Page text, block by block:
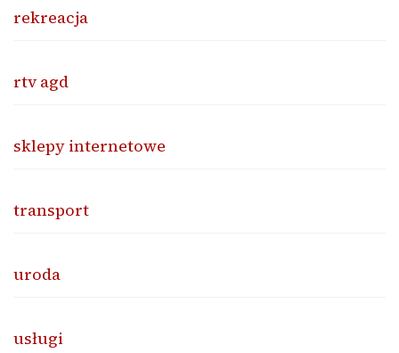
rekreacja
rtv agd
sklepy internetowe
transport
uroda
usługi